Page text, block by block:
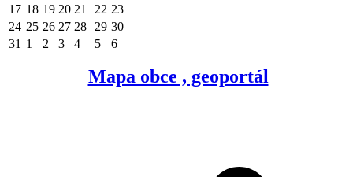
17 18 19 20 21 22 23
24 25 26 27 28 29 30
31 1 2 3 4 5 6
Mapa obce , geoportál